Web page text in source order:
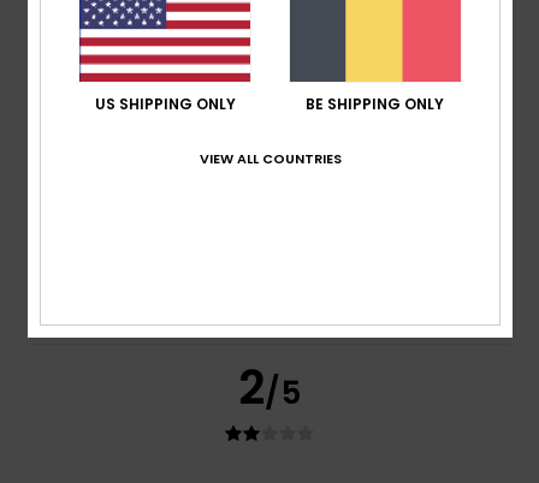
Prijs-kwaliteitverhouding
2/5
US SHIPPING ONLY BE SHIPPING ONLY
VIEW ALL COUNTRIES